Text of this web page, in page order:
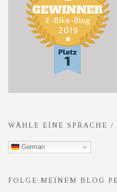
WÄHLE EINE SPRACHE /
German
FOLGE MEINEM BLOG